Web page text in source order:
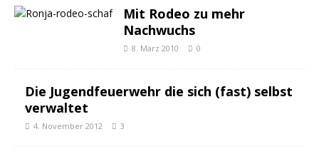
Mit Rodeo zu mehr
Nachwuchs
8. März 2010 0
Die Jugendfeuerwehr die sich (fast) selbst
verwaltet
4. November 2012 3